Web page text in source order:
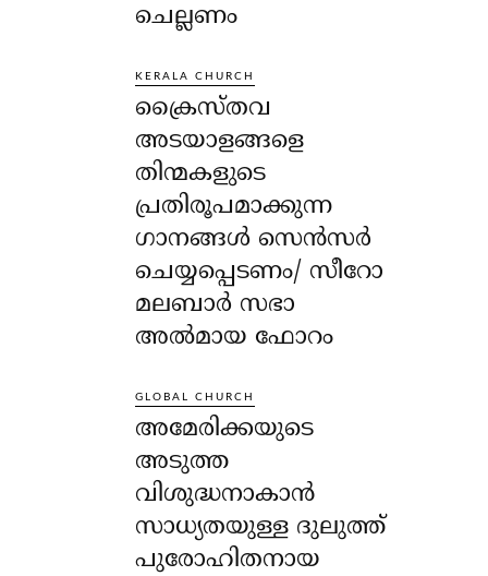
ചെല്ലണം
KERALA CHURCH
ക്രൈസ്തവ
അടയാളങ്ങളെ
തിന്മകളുടെ
പ്രതിരൂപമാക്കുന്ന
ഗാനങ്ങൾ സെൻസർ
ചെയ്യപ്പെടണം/ സീറോ
മലബാർ സഭാ
അൽമായ ഫോറം
GLOBAL CHURCH
അമേരിക്കയുടെ
അടുത്ത
വിശുദ്ധനാകാൻ
സാധ്യതയുള്ള ദുലുത്ത്
പുരോഹിതനായ